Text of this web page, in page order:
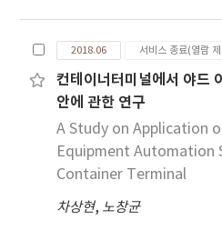
여러 가지 보관 전략에 따
섞여 있는 상태와 반출 작업
따라 재취급의 기대 횟수를
고 수치실험을 통하여 비교
비율 변화에 따른 기대 재취
다. 그리고 장치 규모 변화
비교하고, 복수 선박의 컨테
장치비율 및 인출비율 변화
고려한 효율적인 운영전략
2018.06 서비스 종료(열람
컨테이너터미널에서 야드
안에 관한 연구
A Study on Application
Equipment Automation
Container Terminal
차상현, 노창균